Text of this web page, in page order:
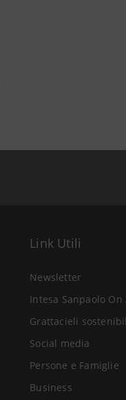
Link Utili
Newsletter
Intesa Sanpaolo On
Grattacieli
Social media
Persone e Famiglie
Business